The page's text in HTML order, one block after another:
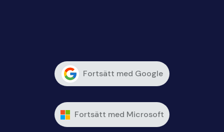
Fortsätt med Google
Fortsätt med Microsoft